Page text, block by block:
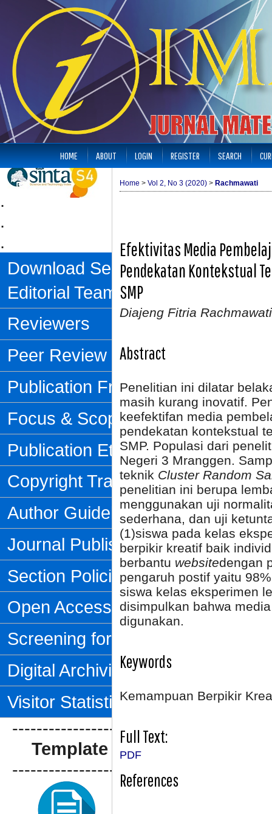
.
.
.
Download Sertifikat
Editorial Team
Reviewers
Peer Review Process
Publication Frequency
Focus & Scope
Publication Ethics
Copyright Transfer Form
Author Guidelines
Journal Publishing Fee
Section Policies
Open Access Policy
Screening for Plagiarism
Digital Archiving
Visitor Statistics
--------------------------------
Template Artikel
--------------------------------
HOME ABOUT LOGIN REGISTER SEARCH
Home > Vol 2, No 3 (2020) > Rachmawati
Efektivitas Media
Pendekatan Kontekstual
SMP
Diajeng Fitria
Abstract
Penelitian ini dilatar
masih kurang inovatif.
keefektifan media
pendekatan kontekstual
SMP. Populasi dari
Negeri 3 Mranggen.
teknik Cluster Random
penelitian ini berupa
menggunakan uji
sederhana, dan uji
(1)siswa pada kelas
berpikir kreatif baik
berbantu websitedengan
pengaruh postif yaitu
siswa kelas eksperimen
disimpulkan bahwa
digunakan.
Keywords
Kemampuan Berpikir
Full Text:
PDF
References